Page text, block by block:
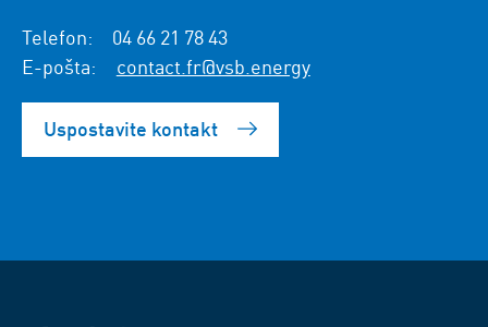
Telefon:
04 66 21 78 43
E-pošta:
contact.fr@vsb.energy
Uspostavite kontakt